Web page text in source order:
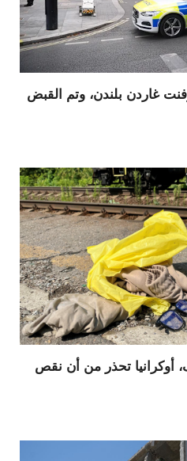
غاردن بلندن، وتم القبض
أوكرانيا تحذر من أن نقص